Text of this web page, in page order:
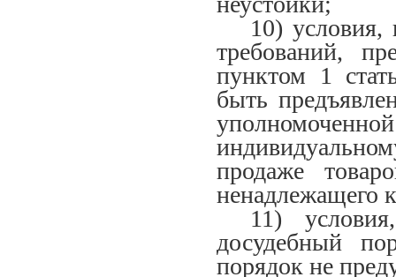
10) условия,
требований,
пунктом 1
быть
продаже
ненадлежащего
11)
досудебный
порядок не